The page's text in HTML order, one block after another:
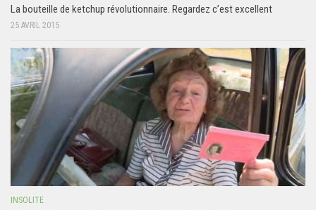
La bouteille de ketchup révolutionnaire. Regardez c’est excellent
25 AVRIL 2015
INSOLITE